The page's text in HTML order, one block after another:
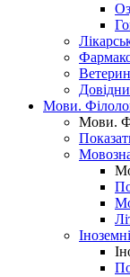
Мови.
Мови.